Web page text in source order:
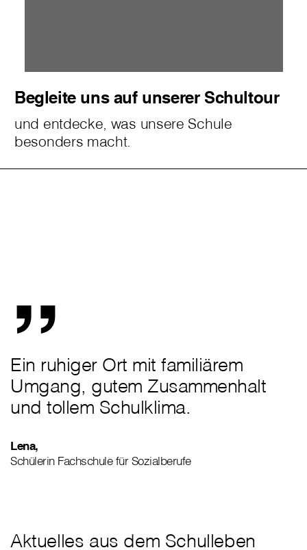
Begleite uns auf unserer Schultour
und entdecke, was unsere Schule
besonders macht.
„
Ein ruhiger Ort mit familiärem
Umgang, gutem Zusammenhalt
und tollem Schulklima.
Lena,
Schülerin Fachschule für Sozialberufe
Aktuelles aus dem Schulleben